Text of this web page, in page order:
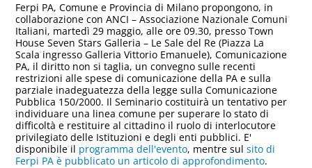
Ferpi PA, Comune e Provincia di Milano propongono, in
collaborazione con ANCI – Associazione Nazionale Comuni
Italiani, martedì 29 maggio, alle ore 09.30, presso Town
House Seven Stars Galleria – Le Sale del Re (Piazza La
Scala ingresso Galleria Vittorio Emanuele), Comunicazione
PA, il diritto non si taglia, un convegno sulle recenti
restrizioni alle spese di comunicazione della PA e sulla
parziale inadeguatezza della legge sulla Comunicazione
Pubblica 150/2000. Il Seminario costituirà un tentativo per
individuare una linea comune per superare lo stato di
difficoltà e restituire al cittadino il ruolo di interlocutore
privilegiato delle Istituzioni e degli enti pubblici. E'
disponibile il programma dell'evento, mentre sulsito di
Ferpi PA è pubblicato un articolo di approfondimento.